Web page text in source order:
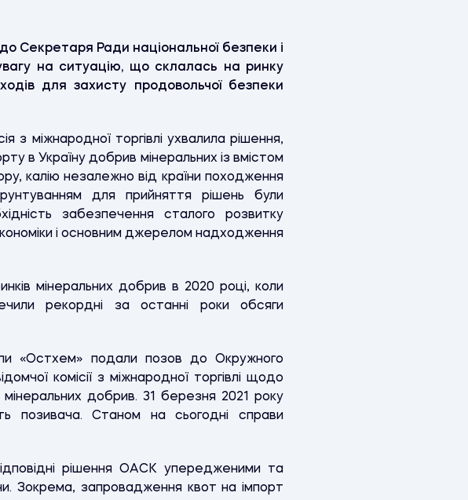
Секретаря Ради національної безпеки і
на ситуацію, що склалась на ринку
для захисту продовольчої безпеки
з міжнародної торгівлі ухвалила рішення,
в Україну добрив мінеральних із вмістом
калію незалежно від країни походження
для прийняття рішень були
забезпечення сталого розвитку
і основним джерелом надходження
мінеральних добрив в 2020 році, коли
рекордні за останні роки обсяги
«Остхем» подали позов до Окружного
комісії з міжнародної торгівлі щодо
добрив. 31 березня 2021 року
позивача. Станом на сьогодні справи
рішення ОАСК упередженими та
Зокрема, запровадження квот на імпорт